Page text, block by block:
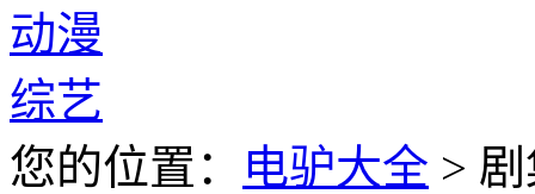
动漫
综艺
您的位置：
电驴大全 >